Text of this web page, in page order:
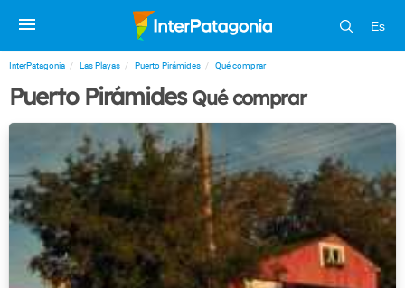
Es
InterPatagonia Las Playas Puerto Pirámides Qué comprar
Puerto PirámidesQué comprar